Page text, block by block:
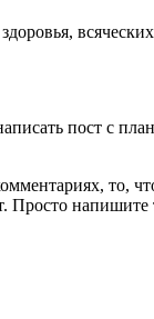
пост с
то,
Просто напишите